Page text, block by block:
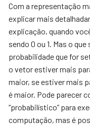
Com a representação
explicar mais
explicação, quando
sendo 0 ou 1. Mas o
probabilidade que for
o vetor estiver mais
maior, se estiver mais
é maior. Pode parecer
“probabilístico” para
computação, mas é